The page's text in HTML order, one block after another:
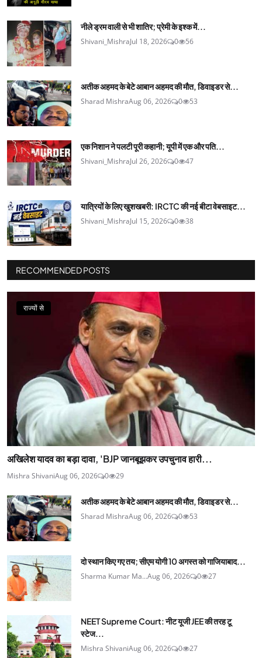
नीले ड्रम वाली से भी शातिर; प्रेमी के इश्‍क में...
Shivani_MishraJul 18, 2026 0 56
अतीक अहमद के बेटे आबान अहमद की मौत, डिवाइडर से...
Sharad MishraAug 06, 2026 0 53
एक निशान ने पलटी पूरी कहानी; यूपी में एक और पति...
Shivani_MishraJul 26, 2026 0 47
यात्रियों के लिए खुशखबरी: IRCTC की नई बीटा वेबसाइट...
Shivani_MishraJul 15, 2026 0 38
RECOMMENDED POSTS
राज्यों से
अखिलेश यादव का बड़ा दावा, 'BJP जानबूझकर उपचुनाव हारी...
Mishra ShivaniAug 06, 2026 0 29
अतीक अहमद के बेटे आबान अहमद की मौत, डिवाइडर से...
Sharad MishraAug 06, 2026 0 53
दो स्थान किए गए तय; सीएम योगी 10 अगस्त को गाजियाबाद...
Sharma Kumar Ma...Aug 06, 2026 0 27
NEET Supreme Court: नीट यूजी JEE की तरह टू
स्टेज...
Mishra ShivaniAug 06, 2026 0 27